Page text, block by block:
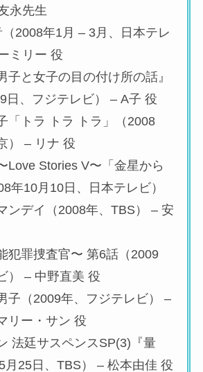
永先生
2008年1月 – 3月、日本テレ
ミリー 役
子と女子の目の付け所の話』
日、フジテレビ） – A子 役
「トラ トラ トラ」（2008
） – リナ 役
Love Stories V〜「金星から
年10月10日、日本テレビ）
ンデイ（2008年、TBS） – 安
犯罪捜査官〜 第6話（2009
） – 中野直美 役
子（2009年、フジテレビ） –
リー・サン 役
法廷サスペンスSP(3)『量
月25日、TBS） – 松本由佳 役